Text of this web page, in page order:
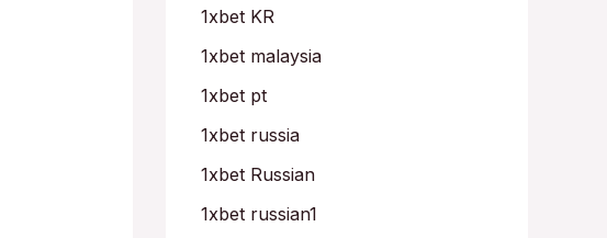
1xbet KR
1xbet malaysia
1xbet pt
1xbet russia
1xbet Russian
1xbet russian1